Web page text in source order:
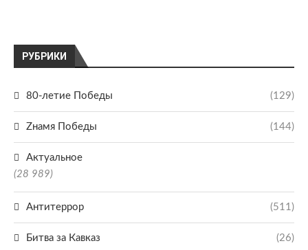
РУБРИКИ
80-летие Победы (129)
Zнамя Победы (144)
Актуальное
(28 989)
Антитеррор (511)
Битва за Кавказ (26)